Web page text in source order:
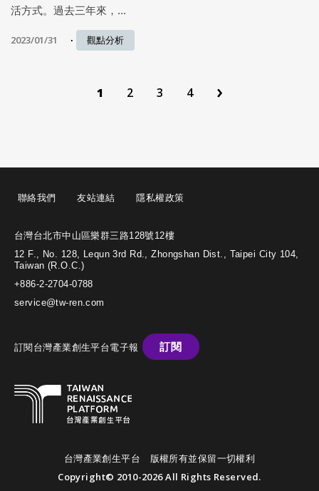
活方式。過去三年來，...
2023/01/31 觀點分析
1 2 3 4 ›
聯絡我們 友站連結 隱私權政策
台灣台北市中山區樂群三路128號12樓
12 F., No. 128, Lequn 3rd Rd., Zhongshan Dist., Taipei City 104,
Taiwan (R.O.C.)
+886-2-2704-0788
service@tw-ren.com
訂閱台灣產業創生平台電子報 訂閱
台灣產業創生平台 版權所有並保留一切權利
Copyright© 2010-2026 All Rights Reserved.